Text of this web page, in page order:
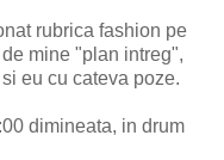
rubrica fashion pe
mine "plan intreg",
eu cu cateva poze.
dimineata, in drum